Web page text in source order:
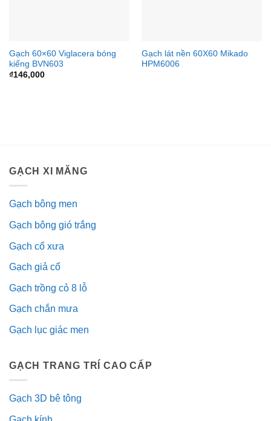
Gạch 60×60 Viglacera bóng
kiếng BVN603
₫146,000
Gạch lát nền 60X60 Mikado
HPM6006
GẠCH XI MĂNG
Gạch bông men
Gạch bông gió trắng
Gạch cổ xưa
Gạch giả cổ
Gạch trồng cỏ 8 lỗ
Gạch chắn mưa
Gạch lục giác men
GẠCH TRANG TRÍ CAO CẤP
Gạch 3D bê tông